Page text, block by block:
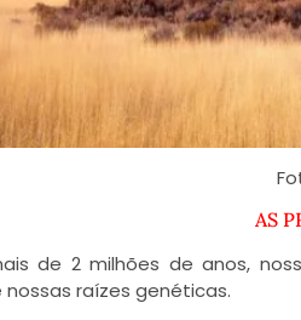
AS
de 2 milhões de anos,
raízes genéticas.